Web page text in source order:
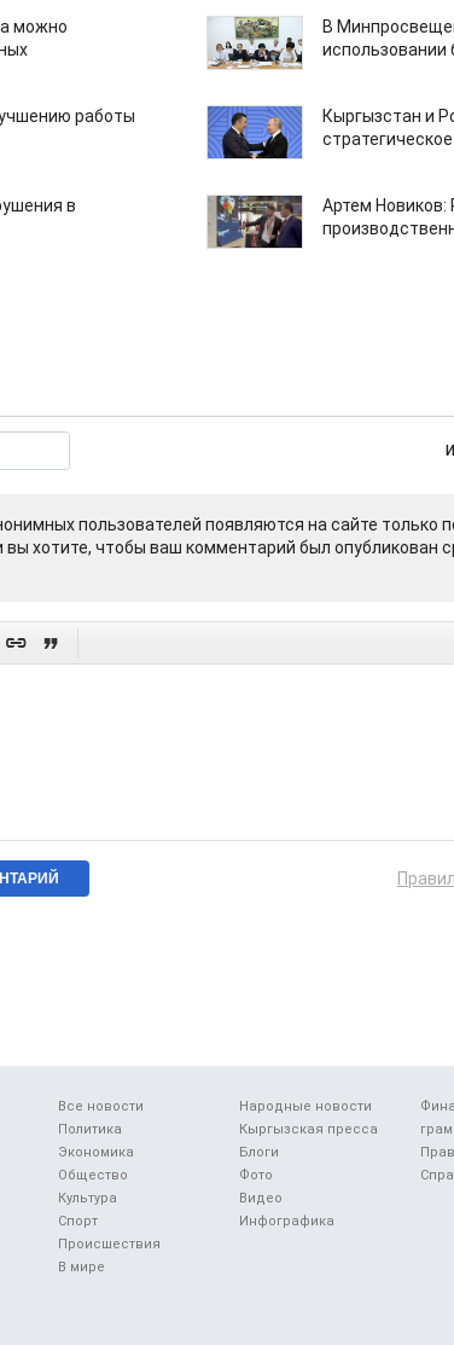
можно
В
работы
Кыргызстан и
в
Артем
пользователей появляются на сайте только
хотите, чтобы ваш комментарий был опубликован
 
Все новости
Политика
Экономика
Общество
Культура
Спорт
Происшествия
В мире
Народные новости
Кыргызская пресса
Блоги
Фото
Видео
Инфографика